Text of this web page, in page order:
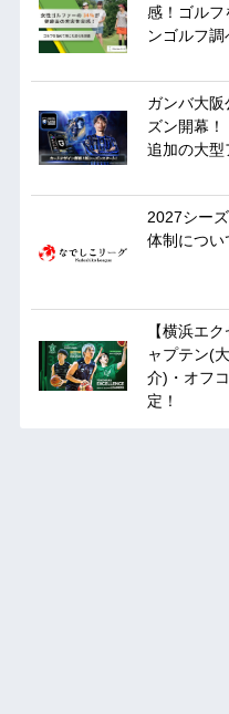
感！ゴルフ
ンゴルフ調
ガンバ大
ズン開幕
追加の大型
2027シー
体制につい
【横浜エ
ャプテン(
介)・オフ
定！